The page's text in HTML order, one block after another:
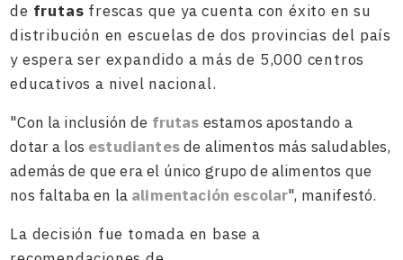
de frutas frescas que ya cuenta con éxito en su
distribución en escuelas de dos provincias del país
y espera ser expandido a más de 5,000 centros
educativos a nivel nacional.
"Con la inclusión de frutas estamos apostando a
dotar a los estudiantesde alimentos más saludables,
además de que era el único grupo de alimentos que
nos faltaba en la alimentación escolar", manifestó.
La decisión fue tomada en base a